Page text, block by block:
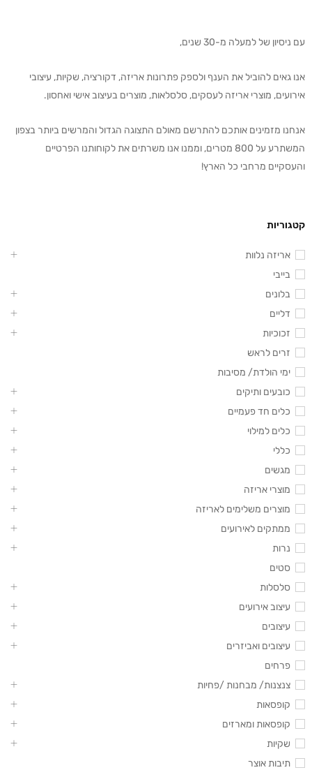
עם ניסיון של למעלה מ-30 שנים,
אנו גאים להוביל את הענף ולספק פתרונות אריזה, דקורציה, שקיות, עיצובי
אירועים, מוצרי אריזה לעסקים, סלסלאות, מוצרים בעיצוב אישי ואחסון.
אנחנו מזמינים אותכם להתרשם מאולם התצוגה הגדול והמרשים ביותר בצפון
המשתרע על 800 מטרים, וממנו אנו משרתים את לקוחותנו הפרטיים
והעסקיים מרחבי כל הארץ!
קטגוריות
אריזה נלוות
בייבי
בלונים
דליים
זכוכיות
זרים לראש
ימי הולדת/ מסיבות
כובעים ותיקים
כלים חד פעמיים
כלים למילוי
כללי
מגשים
מוצרי אריזה
מוצרים משלימים לאריזה
ממתקים לאירועים
נרות
סטים
סלסלות
עיצוב אירועים
עיצובים
עיצובים ואביזרים
פרחים
צנצנות/ מבחנות /פחיות
קופסאות
קופסאות ומארזים
שקיות
תיבות אוצר